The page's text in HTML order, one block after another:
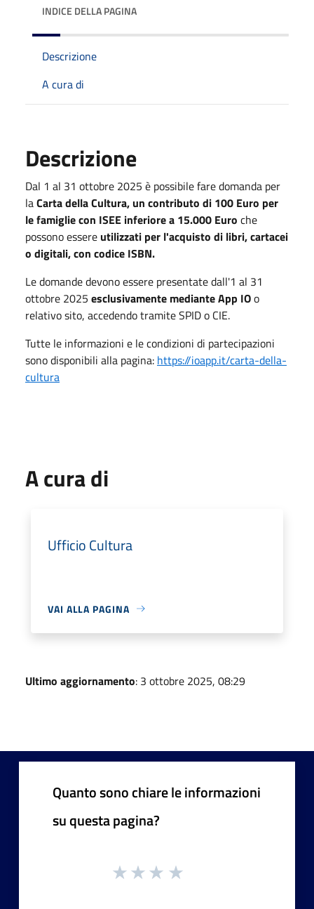
INDICE DELLA PAGINA
Descrizione
A cura di
Descrizione
Dal 1 al 31 ottobre 2025 è possibile fare domanda per
laCarta della Cultura, un contributo di 100 Euro per
le famiglie con ISEE inferiore a 15.000 Euro che
possono essere utilizzati per l'acquisto di libri, cartacei
o digitali, con codice ISBN.
Le domande devono essere presentate dall'1 al 31
ottobre 2025 esclusivamente mediante App IOo
relativo sito, accedendo tramite SPID o CIE.
Tutte le informazioni e le condizioni di partecipazioni
sono disponibili alla pagina: https://ioapp.it/carta-della-
cultura
A cura di
Ufficio Cultura
VAI ALLA PAGINA
Ultimo aggiornamento: 3 ottobre 2025, 08:29
Quanto sono chiare le informazioni
su questa pagina?